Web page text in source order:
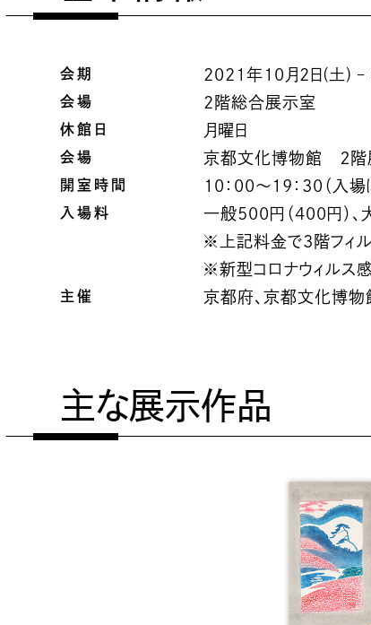
会期 2021年10月2日(土) –
会場 2階総合展示室
休館日 月曜日
会場 京都文化博物館 ２階
開室時間 10：00～19：30（入
入場料
一般500円（400円）
※上記料金で3階フィル
※新型コロナウィルス
主催 京都府、京都文化博物
主な展示作品